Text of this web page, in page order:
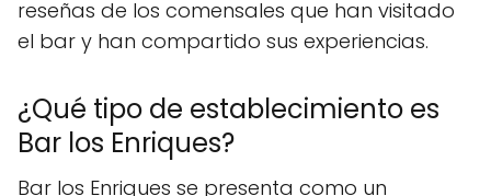
reseñas de los comensales que han visitado
el bar y han compartido sus experiencias.
¿Qué tipo de establecimiento es
Bar los Enriques?
Bar los Enriques se presenta como un